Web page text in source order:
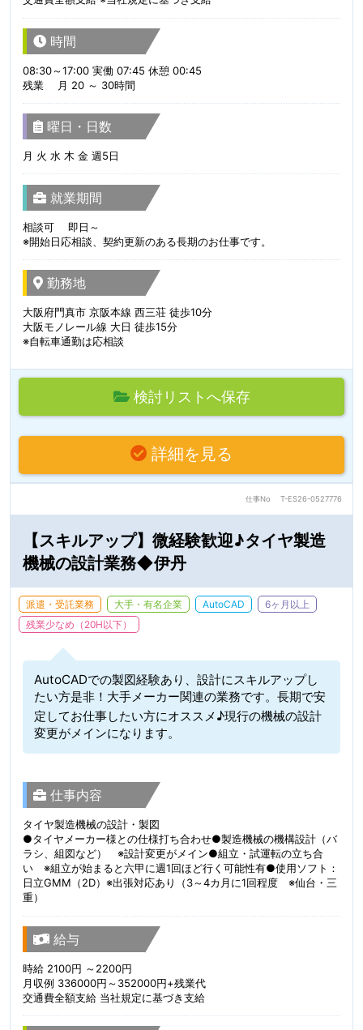
時間
08:30～17:00 実働 07:45 休憩 00:45
残業 月 20 ～ 30時間
曜日・日数
月 火 水 木 金 週5日
就業期間
相談可 即日～
※開始日応相談、契約更新のある長期のお仕事です。
勤務地
大阪府門真市 京阪本線 西三荘 徒歩10分
大阪モノレール線 大日 徒歩15分
※自転車通勤は応相談
検討リストへ保存
詳細を見る
仕事No T-ES26-0527776
【スキルアップ】微経験歓迎♪タイヤ製造
機械の設計業務◆伊丹
派遣・受託業務 大手・有名企業 AutoCAD
6ヶ月以上
残業少なめ（20H以下）
AutoCADでの製図経験あり、設計にスキルアップし
たい方是非！大手メーカー関連の業務です。長期で安
定してお仕事したい方にオススメ♪現行の機械の設計
変更がメインになります。
仕事内容
タイヤ製造機械の設計・製図
●タイヤメーカー様との仕様打ち合わせ●製造機械の機構設計（バ
ラシ、組図など） ※設計変更がメイン●組立・試運転の立ち合
い ※組立が始まると六甲に週1回ほど行く可能性有●使用ソフト：
日立GMM（2D）※出張対応あり（3～4カ月に1回程度 ※仙台・三
重）
給与
時給 2100円 ～2200円
月収例 336000円～352000円+残業代
交通費全額支給 当社規定に基づき支給